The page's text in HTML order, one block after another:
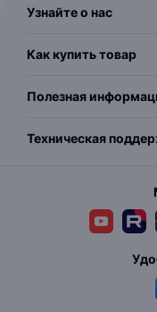
Узнайте о нас
Как купить товар
Полезная
Техническая